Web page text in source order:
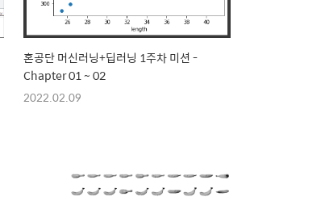
혼공단 머신러닝+딥러닝 1주차 미션 -
Chapter 01 ~ 02
2022.02.09